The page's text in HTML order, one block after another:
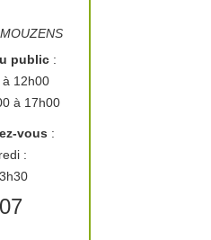
des
public:
12h00
à 17h00
vous :
: